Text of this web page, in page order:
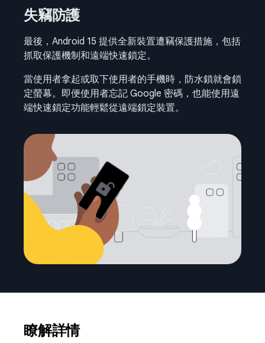
失竊防護
最後，Android 15 提供全新裝置遭竊保護措施，包括
抓取保護機制和遠端快速鎖定。
當使用者拿起或取下使用者的手機時，防水鎖就會鎖
定螢幕。即便使用者忘記 Google 密碼，也能使用遠
端快速鎖定功能輕鬆從遠端鎖定裝置。
瞭解詳情